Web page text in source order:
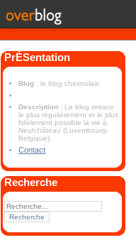
PrÉSentation
Blog : le blog chestrolais
Description : Le blog retrace
le plus régulièrement et le plus
fidèlement possible la vie à
Neufchâteau (Luxembourg-
Belgique).
Contact
Recherche